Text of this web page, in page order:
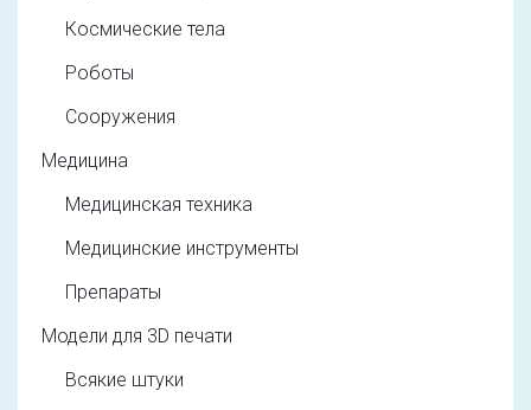
Космические тела
Роботы
Сооружения
Медицина
Медицинская техника
Медицинские инструменты
Препараты
Модели для 3D печати
Всякие штуки